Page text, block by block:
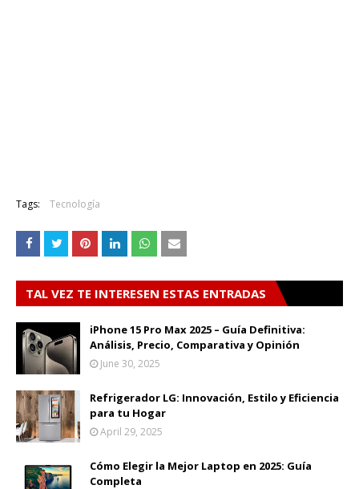
Tags: Tecnología
TAL VEZ TE INTERESEN ESTAS ENTRADAS
iPhone 15 Pro Max 2025 – Guía Definitiva:
Análisis, Precio, Comparativa y Opinión
June 30, 2025
Refrigerador LG: Innovación, Estilo y Eficiencia
para tu Hogar
April 29, 2025
Cómo Elegir la Mejor Laptop en 2025: Guía
Completa